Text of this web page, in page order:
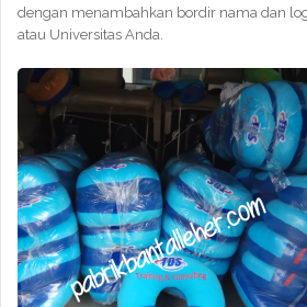
dengan menambahkan bordir nama dan
atau Universitas Anda.